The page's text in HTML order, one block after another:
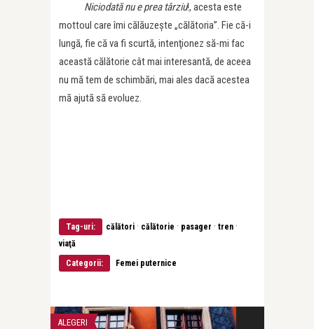
Niciodată nu e prea târziu!, acesta este
mottoul care îmi călăuzeşte „călătoria”. Fie că-i
lungă, fie că va fi scurtă, intenţionez să-mi fac
această călătorie cât mai interesantă, de aceea
nu mă tem de schimbări, mai ales dacă acestea
mă ajută să evoluez.
Tag-uri: călători · călătorie · pasager · tren ·
viaţă
Categorii:
Femei puternice
ALEGERI